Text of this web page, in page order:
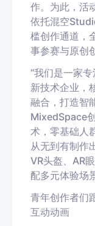
作。为此，活
依托混空
槛创作通道，
事参赛与原创
“我们是一家
新技术企业，
融合，打造智
MixedSpace
术，零基础人
从无到有制作
VR头盔、AR
配多元体验场
青年创作者们
互动动画